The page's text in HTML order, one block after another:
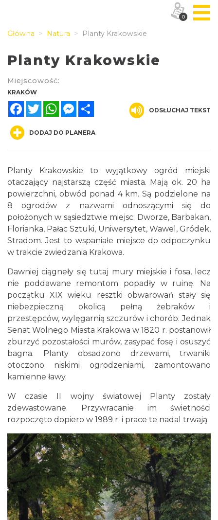
Główna Natura Planty Krakowskie
Planty Krakowskie
Miejscowość:
KRAKÓW
FacebookTwitterWhatsAppMessenger
ODSŁUCHAJ TEKST
DODAJ DO PLANERA
Planty Krakowskie to wyjątkowy ogród miejski
otaczający najstarszą część miasta. Mają ok. 20 ha
powierzchni, obwód ponad 4 km. Są podzielone na
8 ogrodów z nazwami odnoszącymi się do
położonych w sąsiedztwie miejsc: Dworze, Barbakan,
Florianka, Pałac Sztuki, Uniwersytet, Wawel, Gródek,
Stradom. Jest to wspaniałe miejsce do odpoczynku
w trakcie zwiedzania Krakowa.
Dawniej ciągneły się tutaj mury miejskie i fosa, lecz
nie poddawane remontom popadły w ruinę. Na
początku XIX wieku resztki obwarowań stały się
niebezpieczną okolicą pełną żebraków i
przestępców, wylęgarnią szczurów i chorób. Jednak
Senat Wolnego Miasta Krakowa w 1820 r. postanowił
zburzyć pozostałości murów, zasypać fosę i osuszyć
bagna. Planty obsadzono drzewami, trwaniki
otoczono niskimi ogrodzeniami, zamontowano
kamienne ławy.
W czasie II wojny światowej Planty zostały
zdewastowane. Przywracanie im świetności
rozpoczęto dopiero w 1989 r. i prace te nadal trwają.
0